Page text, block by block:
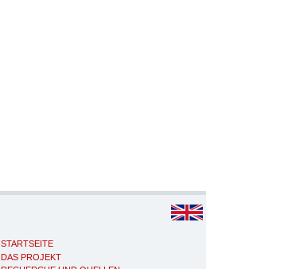
STARTSEITE
DAS PROJEKT